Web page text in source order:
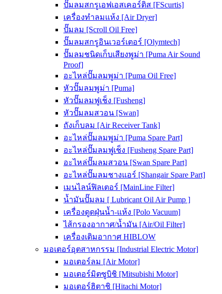
ปั๊มลมสกรูเอฟเอสเคอร์ติส [FScurtis]
เครื่องทำลมแห้ง [Air Dryer]
ปั๊มลม [Scroll Oil Free]
ปั๊มลมสกรูอินเวอร์เตอร์ [Olymtech]
ปั๊มลมชนิดเก็บเสียงพูม่า [Puma Air Sound
Proof]
อะไหล่ปั๊มลมพูม่า [Puma Oil Free]
หัวปั๊มลมพูม่า [Puma]
หัวปั๊มลมฟูเช็ง [Fusheng]
หัวปั๊มลมสวอน [Swan]
ถังเก็บลม [Air Receiver Tank]
อะไหล่ปั๊มลมพูม่า [Puma Spare Part]
อะไหล่ปั๊มลมฟูเช็ง [Fusheng Spare Part]
อะไหล่ปั๊มลมสวอน [Swan Spare Part]
อะไหล่ปั๊มลมชางแอร์ [Shangair Spare Part]
เมนไลน์ฟิลเตอร์ [MainLine Filter]
น้ำมันปั๊มลม [ Lubricant Oil Air Pump ]
เครื่องดูดฝุ่นน้ำ-แห้ง [Polo Vacuum]
ไส้กรองอากาศ/น้ำมัน [Air/Oil Filter]
เครื่องเติมอากาศ HIBLOW
มอเตอร์อุตสาหกรรม [Industrial Electric Motor]
มอเตอร์ลม [Air Motor]
มอเตอร์มิตซูบิชิ [Mitsubishi Motor]
มอเตอร์ฮิตาชิ [Hitachi Motor]